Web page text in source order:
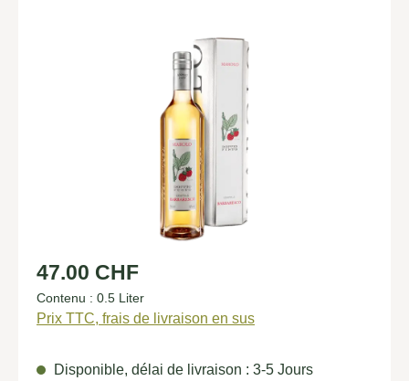
Ignorer la galerie d'images
Prix régulier :
47.00 CHF
Contenu : 0.5 Liter
Prix TTC, frais de livraison en sus
Disponible, délai de livraison : 3-5 Jours